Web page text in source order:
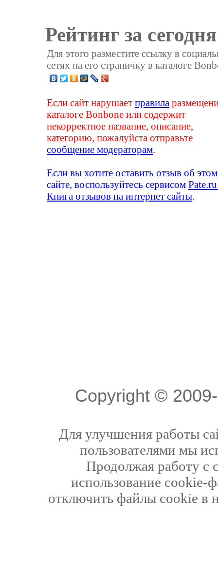
Рейтинг за
Для этого разместите ссылку в
сетях на его страничку в каталоге
Если сайт нарушаетправила
каталоге Bonbone или содержит
некорректное название, описание,
категорию, пожалуйста отправьте
сообщение модераторам
Если вы хотите оставить отзыв об этом
сайте, воспользуйтесь сервисом
Книга отзывов на интернет сайты
Copyright ©
Для улучшения работы
пользователями мы
Продолжая работу с
использование cookie-
отключить файлы cookie в